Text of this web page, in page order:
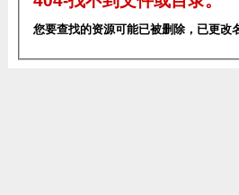
您要查找的资源可能已被删除，已更改